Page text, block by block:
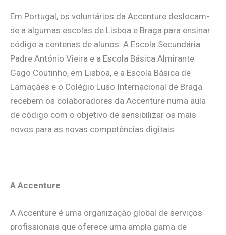
Em Portugal, os voluntários da Accenture deslocam-
se a algumas escolas de Lisboa e Braga para ensinar
código a centenas de alunos. A Escola Secundária
Padre António Vieira e a Escola Básica Almirante
Gago Coutinho, em Lisboa, e a Escola Básica de
Lamaçães e o Colégio Luso Internacional de Braga
recebem os colaboradores da Accenture numa aula
de código com o objetivo de sensibilizar os mais
novos para as novas competências digitais.
A Accenture
A Accenture é uma organização global de serviços
profissionais que oferece uma ampla gama de